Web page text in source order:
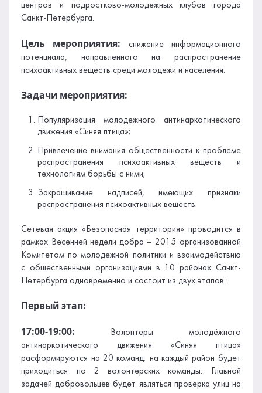
центров и подростково-молодежных клубов города
Санкт-Петербурга.
Цель мероприятия: снижение информационного
потенциала, направленного на распространение
психоактивных веществ среди молодежи и населения.
Задачи мероприятия:
Популяризация молодежного антинаркотического
движения «Синяя птица»;
Привлечение внимания общественности к проблеме
распространения психоактивных веществ и
технологиям борьбы с ними;
Закрашивание надписей, имеющих признаки
распространения психоактивных веществ.
Сетевая акция «Безопасная территория» проводится в
рамках Весенней недели добра – 2015 организованной
Комитетом по молодежной политики и взаимодействию
с общественными организациями в 10 районах Санкт-
Петербурга одновременно и состоит из двух этапов:
Первый этап:
17:00-19:00: Волонтеры молодёжного
антинаркотического движения «Синяя птица»
расформируются на 20 команд; на каждый район будет
приходиться по 2 волонтерских команды. Главной
задачей добровольцев будет являться проверка улиц на